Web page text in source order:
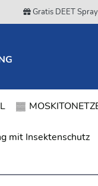
Gratis DEET
mit Insektenschutz